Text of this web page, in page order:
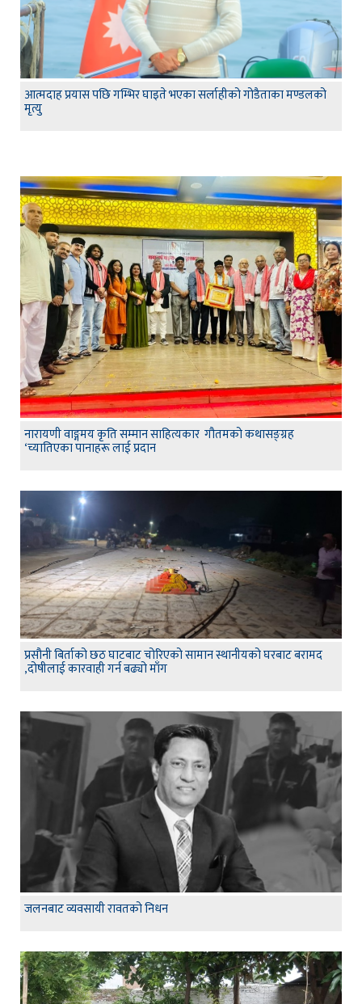
आत्मदाह प्रयास पछि गम्भिर घाइते भएका सर्लाहीको गोडैताका मण्डलको
मृत्यु
नारायणी वाङ्गमय कृति सम्मान साहित्यकार गौतमको कथासङ्ग्रह
‘च्यातिएका पानाहरू लाई प्रदान
प्रसौनी बिर्ताको छठ घाटबाट चोरिएको सामान स्थानीयको घरबाट बरामद
,दोषीलाई कारवाही गर्न बढ्यो माँग
जलनबाट व्यवसायी रावतको निधन